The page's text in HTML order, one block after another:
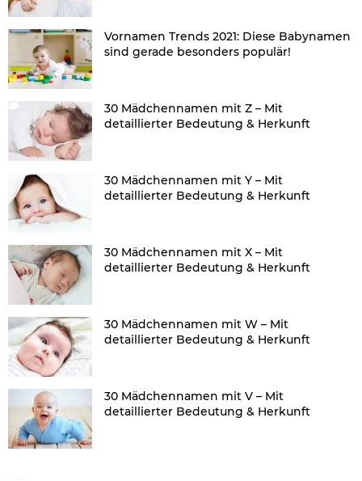
Vornamen Trends 2021: Diese Babynamen
sind gerade besonders populär!
30 Mädchennamen mit Z – Mit
detaillierter Bedeutung & Herkunft
30 Mädchennamen mit Y – Mit
detaillierter Bedeutung & Herkunft
30 Mädchennamen mit X – Mit
detaillierter Bedeutung & Herkunft
30 Mädchennamen mit W – Mit
detaillierter Bedeutung & Herkunft
30 Mädchennamen mit V – Mit
detaillierter Bedeutung & Herkunft